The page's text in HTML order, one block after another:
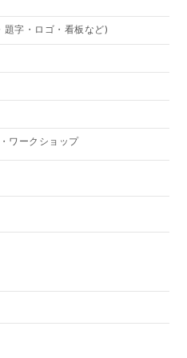
題字・ロゴ・看板など)
ワークショップ